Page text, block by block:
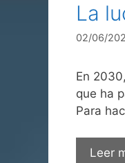
La
02/06/
En
que ha
Para
Leer